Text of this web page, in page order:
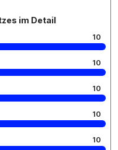
im Detail
10
10
10
10
10